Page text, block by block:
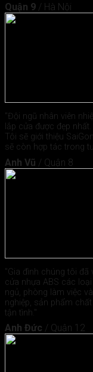
Quận 9 / Hà Nội
"Đội ngũ nhân viên
lắp cửa được đẹp
Tôi sẽ giới thiệu
sẽ còn hợp tác trong
Anh Vũ / Quận 8
"Gia đình chúng tôi
cửa nhựa ABS các
ngủ, phòng làm việc
nghiệp, sản phẩm
tận tình."
Anh Đức / Quận 12